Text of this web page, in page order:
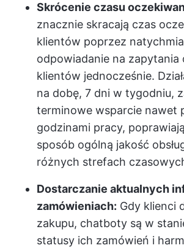
Skrócenie czasu
znacznie skracają czas
klientów poprzez
odpowiadanie na zapytania
klientów jednocześnie.
na dobę, 7 dni w tygodniu,
terminowe wsparcie nawet
godzinami pracy,
sposób ogólną jakość
różnych strefach
Dostarczanie aktualnych
zamówieniach: Gdy klienci
zakupu, chatboty są w
statusy ich zamówień i